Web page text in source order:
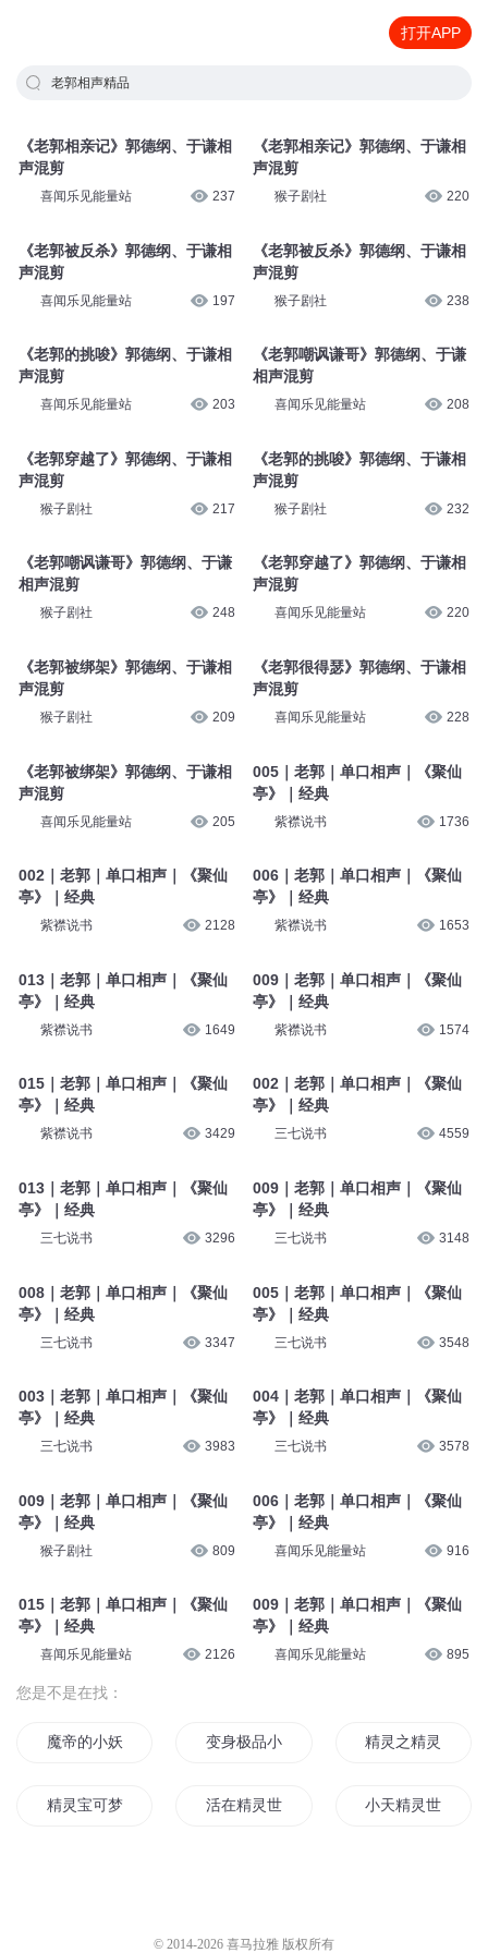
打开APP
老郭相声精品
《老郭相亲记》郭德纲、于谦相
声混剪
喜闻乐见能量站 237
《老郭被反杀》郭德纲、于谦相
声混剪
喜闻乐见能量站 197
《老郭的挑唆》郭德纲、于谦相
声混剪
喜闻乐见能量站 203
《老郭穿越了》郭德纲、于谦相
声混剪
猴子剧社 217
《老郭嘲讽谦哥》郭德纲、于谦
相声混剪
猴子剧社 248
《老郭被绑架》郭德纲、于谦相
声混剪
猴子剧社 209
《老郭被绑架》郭德纲、于谦相
声混剪
喜闻乐见能量站 205
002｜老郭｜单口相声｜《聚仙
亭》｜经典
紫襟说书 2128
013｜老郭｜单口相声｜《聚仙
亭》｜经典
紫襟说书 1649
015｜老郭｜单口相声｜《聚仙
亭》｜经典
紫襟说书 3429
013｜老郭｜单口相声｜《聚仙
亭》｜经典
三七说书 3296
008｜老郭｜单口相声｜《聚仙
亭》｜经典
三七说书 3347
003｜老郭｜单口相声｜《聚仙
亭》｜经典
三七说书 3983
009｜老郭｜单口相声｜《聚仙
亭》｜经典
猴子剧社 809
015｜老郭｜单口相声｜《聚仙
亭》｜经典
喜闻乐见能量站 2126
《老郭相亲记》郭德纲、于谦相
声混剪
猴子剧社 220
《老郭被反杀》郭德纲、于谦相
声混剪
猴子剧社 238
《老郭嘲讽谦哥》郭德纲、于谦
相声混剪
喜闻乐见能量站 208
《老郭的挑唆》郭德纲、于谦相
声混剪
猴子剧社 232
《老郭穿越了》郭德纲、于谦相
声混剪
喜闻乐见能量站 220
《老郭很得瑟》郭德纲、于谦相
声混剪
喜闻乐见能量站 228
005｜老郭｜单口相声｜《聚仙
亭》｜经典
紫襟说书 1736
006｜老郭｜单口相声｜《聚仙
亭》｜经典
紫襟说书 1653
009｜老郭｜单口相声｜《聚仙
亭》｜经典
紫襟说书 1574
002｜老郭｜单口相声｜《聚仙
亭》｜经典
三七说书 4559
009｜老郭｜单口相声｜《聚仙
亭》｜经典
三七说书 3148
005｜老郭｜单口相声｜《聚仙
亭》｜经典
三七说书 3548
004｜老郭｜单口相声｜《聚仙
亭》｜经典
三七说书 3578
006｜老郭｜单口相声｜《聚仙
亭》｜经典
喜闻乐见能量站 916
009｜老郭｜单口相声｜《聚仙
亭》｜经典
喜闻乐见能量站 895
您是不是在找：
魔帝的小妖精又重生了 变身极品小妖精 精灵之精灵血
精灵宝可梦之极品喷火龙活在精灵世界 小天精灵世界
© 2014-2026 喜马拉雅 版权所有